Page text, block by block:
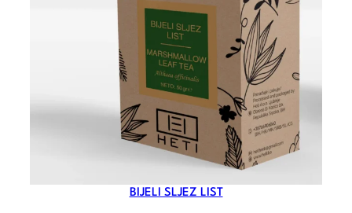
BIJELI SLJEZ LIST